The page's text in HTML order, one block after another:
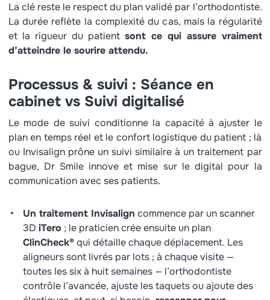
La clé reste le respect du plan validé par l’orthodontiste.
La durée reflète la complexité du cas, mais la régularité
et la rigueur du patient sont ce qui assure vraiment
d’atteindre le sourire attendu.
Processus & suivi : Séance en
cabinet vs Suivi digitalisé
Le mode de suivi conditionne la capacité à ajuster le
plan en temps réel et le confort logistique du patient ; là
ou Invisalign prône un suivi similaire à un traitement par
bague, Dr Smile innove et mise sur le digital pour la
communication avec ses patients.
Un traitement Invisalign commence par un scanner
3D iTero ; le praticien crée ensuite un plan
ClinCheck®qui détaille chaque déplacement. Les
aligneurs sont livrés par lots ; à chaque visite —
toutes les six à huit semaines — l’orthodontiste
contrôle l’avancée, ajuste les taquets ou ajoute des